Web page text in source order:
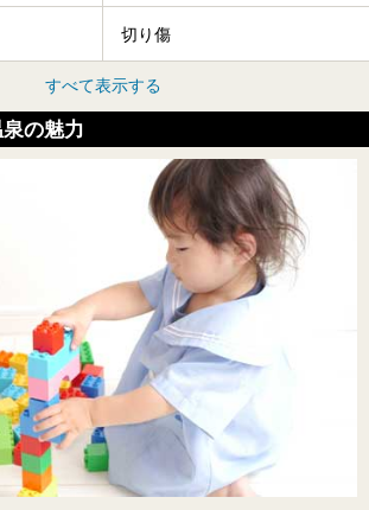
切り傷
すべて表示する
の魅力